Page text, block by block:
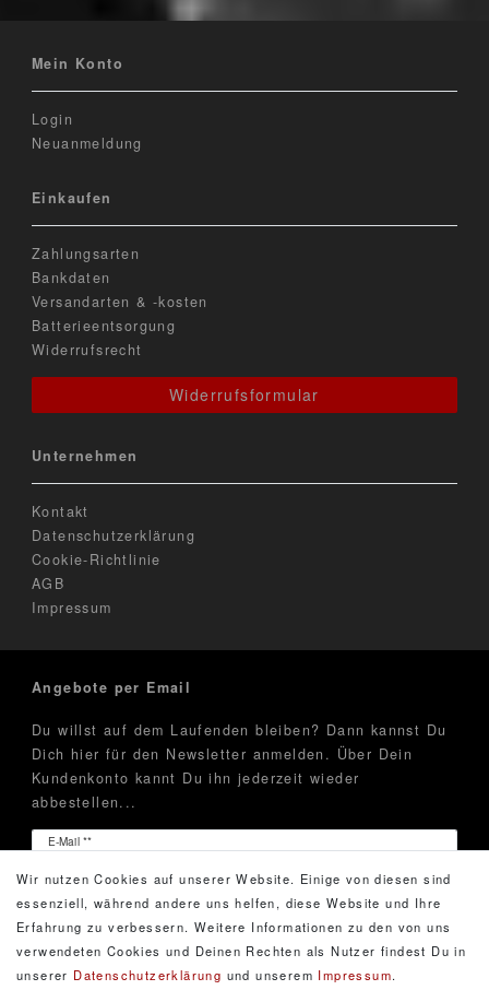
Mein Konto
Login
Neuanmeldung
Einkaufen
Zahlungsarten
Bankdaten
Versandarten & -kosten
Batterieentsorgung
Widerrufsrecht
Widerrufsformular
Unternehmen
Kontakt
Datenschutzerklärung
Cookie-Richtlinie
AGB
Impressum
Angebote per Email
Du willst auf dem Laufenden bleiben? Dann kannst Du
Dich hier für den Newsletter anmelden. Über Dein
Kundenkonto kannt Du ihn jederzeit wieder
abbestellen...
E-Mail **
Newsletter
Hiermit bestätige ich, dass ich die
Daten­schutz­erklärung
gelesen habe. Meine Einwilligung kann ich jederzeit
widerrufen.**
Wir nutzen Cookies auf unserer Website. Einige von diesen sind
essenziell, während andere uns helfen, diese Website und Ihre
Erfahrung zu verbessern. Weitere Informationen zu den von uns
verwendeten Cookies und Deinen Rechten als Nutzer findest Du in
unserer Daten­schutz­erklärung und unserem Impressum.